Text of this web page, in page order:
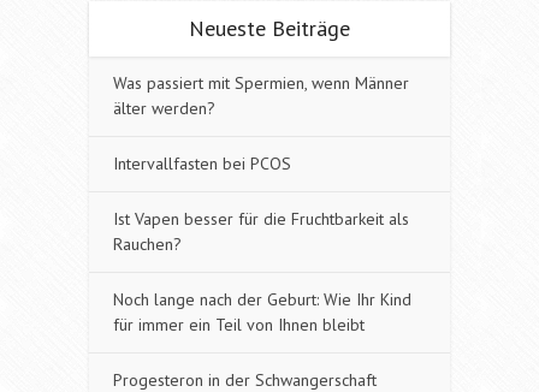
Neueste Beiträge
Was passiert mit Spermien, wenn Männer
älter werden?
Intervallfasten bei PCOS
Ist Vapen besser für die Fruchtbarkeit als
Rauchen?
Noch lange nach der Geburt: Wie Ihr Kind
für immer ein Teil von Ihnen bleibt
Progesteron in der Schwangerschaft